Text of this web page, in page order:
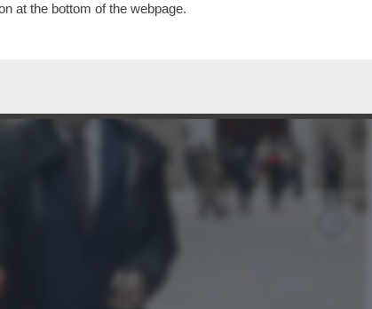
at the bottom of the webpage.